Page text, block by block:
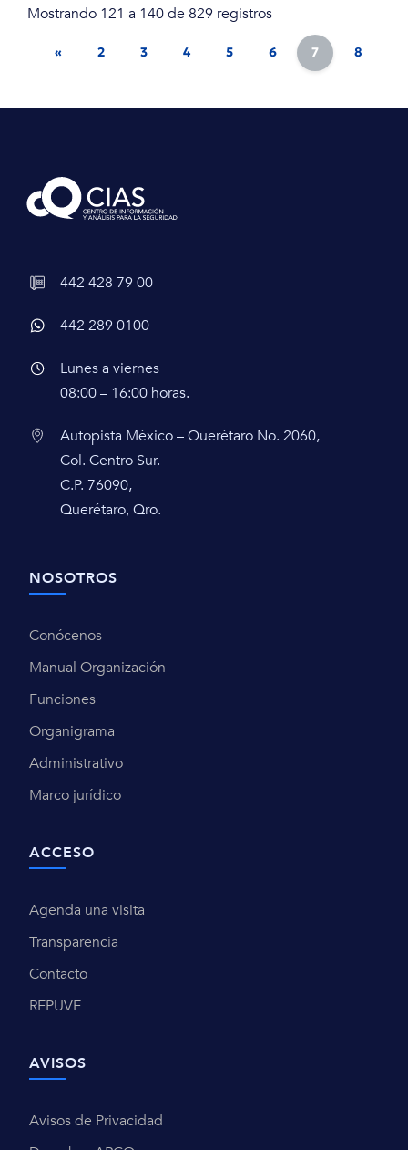
Mostrando 121 a 140 de 829 registros
« 2 3 4 5 6 7 8
442 428 79 00
442 289 0100
Lunes a viernes
08:00 – 16:00 horas.
Autopista México – Querétaro No. 2060,
Col. Centro Sur.
C.P. 76090,
Querétaro, Qro.
NOSOTROS
Conócenos
Manual Organización
Funciones
Organigrama
Administrativo
Marco jurídico
ACCESO
Agenda una visita
Transparencia
Contacto
REPUVE
AVISOS
Avisos de Privacidad